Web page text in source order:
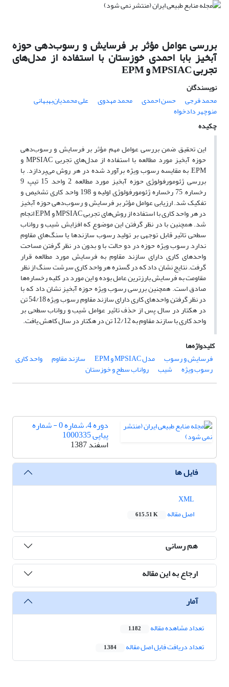
بررسی عوامل مؤثر بر فرسایش و رسوب‌دهی حوزه
آبخیز بابا احمدی خوزستان با استفاده از مدل‌های
تجربی MPSIAC و EPM
نویسندگان
محمد فرجی
حسن احمدی محمد مهدوی علی محمدیان‌بهبهانی
منوچهر دادخواه
چکیده
این تحقیق ضمن بررسی عوامل مهم مؤثر بر فرسایش و رسوب‌دهی
حوزه آبخیز مورد مطالعه با استفاده از مدل‌های تجربی MPSIAC و
EPM, به مقایسه رسوب ویژه برآورد شده در هر روش می‌پردازد. با
بررسی ژئومورفولوژی حوزه آبخیز مورد مطالعه, 2 واحد, 15 تیپ, 9
رخساره, 75 رخساره ژئومورفولوژی اولیه و 198 واحد کاری تشخیص و
تفکیک شد. ارزیابی عوامل مؤثر بر فرسایش و رسوب‌دهی حوزه آبخیز
در هر واحد کاری با استفاده از روش‌های تجربی MPSIAC و EPM انجام
شد. همچنین با در نظر گرفتن این موضوع که افزایش شیب و رواناب
سطحی تاثیر قابل توجهی بر تولید رسوب سازندها یا سنگ‌های مقاوم
ندارد, رسوب ویژه حوزه در دو حالت با و بدون در نظر گرفتن مساحت
واحد‌های کاری دارای سازند مقاوم به فرسایش مورد مطالعه قرار
گرفت. نتایج نشان داد که در گستره هر واحد کاری سرشت سنگ از نظر
مقاومت به فرسایش بارزترین عامل بوده و این مورد در کلیه رخساره‌ها
صادق است. همچنین بررسی رسوب ویژه حوزه آبخیز نشان داد که با
در نظر گرفتن واحد‌های کاری دارای سازند مقاوم, رسوب ویژه 54/18 تن
در هکتار در سال, پس از حذف تاثیر عوامل شیب و رواناب سطحی بر
واحد کاری با سازند مقاوم به 12/12 تن در هکتار در سال کاهش یافت.
کلیدواژه‌ها
فرسایش و رسوب
مدل MPSIAC و EPM سازند مقاوم واحد کاری
رسوب ویژه شیب رواناب سطح و خوزستان
دوره 4، شماره 0 - شماره
پیاپی 1000335
اسفند 1387
فایل ها
اصل مقاله
615.51 K
هم رسانی
ارجاع به این مقاله
آمار
تعداد مشاهده مقاله 1,182
تعداد دریافت فایل اصل مقاله 1,384